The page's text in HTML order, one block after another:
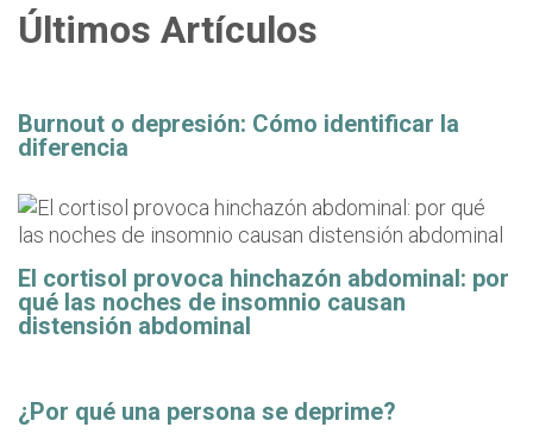
Últimos Artículos
Burnout o depresión: Cómo identificar la
diferencia
El cortisol provoca hinchazón abdominal: por
qué las noches de insomnio causan
distensión abdominal
¿Por qué una persona se deprime?